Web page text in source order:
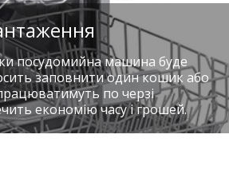
посудомийна машина буде
заповнити один кошик або
по черзі
економію часу і грошей.